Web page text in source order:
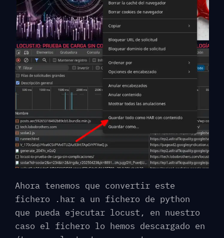
Ahora tenemos que convertir este
fichero .har a un fichero de python
que pueda ejecutar locust, en nuestro
caso el fichero lo hemos descargado en